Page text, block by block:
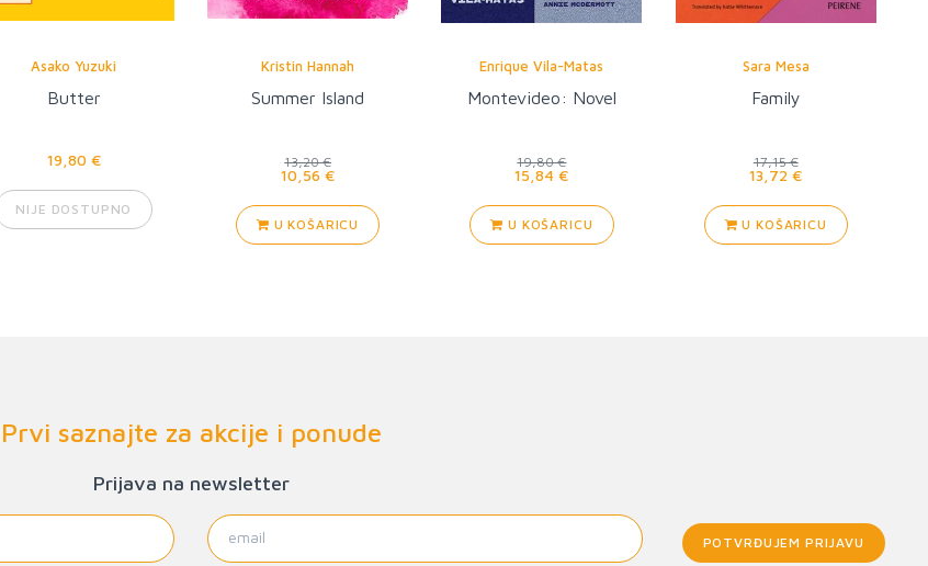
Asako Yuzuki
Butter
19,80 €
NIJE DOSTUPNO
Kristin Hannah
Summer Island
13,20 €
10,56 €
U KOŠARICU
Enrique Vila-Matas
Montevideo: Novel
19,80 €
15,84 €
U KOŠARICU
Sara Mesa
Family
17,15 €
13,72 €
U KOŠARICU
Prvi saznajte za akcije i ponude
Prijava na newsletter
POTVRĐUJEM PRIJAVU